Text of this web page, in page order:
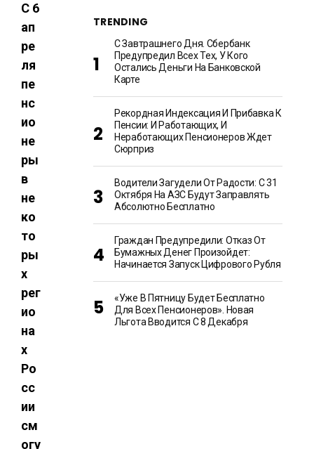
С 6
ап
ре
ля
пе
нс
ио
не
ры
в
не
ко
то
ры
х
рег
ио
на
х
Ро
сс
ии
см
огу
TRENDING
С Завтрашнего Дня. Сбербанк
Предупредил Всех Тех, У Кого
Остались Деньги На Банковской
Карте
Рекордная Индексация И Прибавка К
Пенсии: И Работающих, И
Неработающих Пенсионеров Ждет
Сюрприз
Водители Загудели От Радости: С 31
Октября На АЗС Будут Заправлять
Абсолютно Бесплатно
Граждан Предупредили: Отказ От
Бумажных Денег Произойдет:
Начинается Запуск Цифрового Рубля
«Уже В Пятницу Будет Бесплатно
Для Всех Пенсионеров». Новая
Льгота Вводится С 8 Декабря